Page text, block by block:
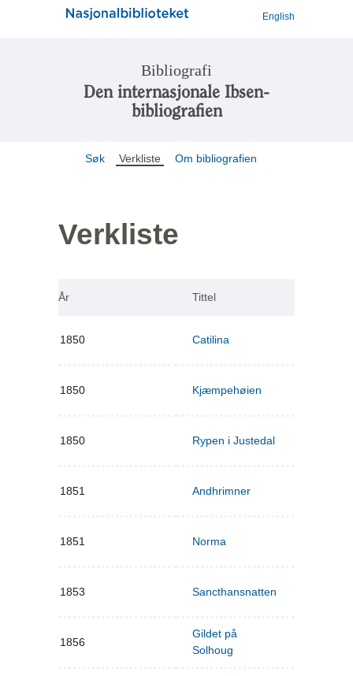
English
Bibliografi
Den internasjonale Ibsen-
bibliografien
Søk Verkliste Om bibliografien
Verkliste
År Tittel
1850 Catilina
1850 Kjæmpehøien
1850 Rypen i Justedal
1851 Andhrimner
1851 Norma
1853 Sancthansnatten
1856
Gildet på
Solhoug